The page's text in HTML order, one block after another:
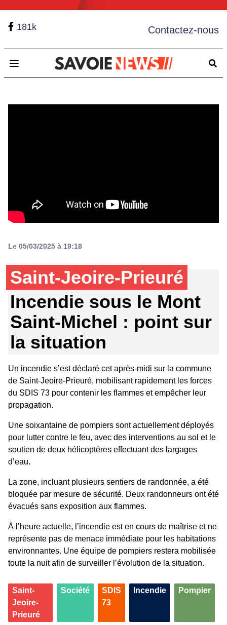
181k Contactez-nous
Open main menu
Le 05/03/2025 à 19:18
Saint-Jeoire-Prieuré
Incendie sous le Mont
Saint-Michel : point sur
la situation
Un incendie s’est déclaré cet après-midi sur la commune
de Saint-Jeoire-Prieuré, mobilisant rapidement les forces
du SDIS 73 pour contenir les flammes et empêcher leur
propagation.
Une soixantaine de pompiers sont actuellement déployés
pour lutter contre le feu, avec des interventions au sol et le
soutien de deux hélicoptères effectuant des largages
d’eau.
La zone, incluant plusieurs sentiers de randonnée, a été
bloquée par mesure de sécurité. Deux randonneurs ont été
évacués sans exposition aux flammes.
À l’heure actuelle, l’incendie est en cours de maîtrise et ne
représente pas de menace immédiate pour les habitations
environnantes. Une équipe de pompiers restera mobilisée
toute la nuit afin de surveiller l’évolution de la situation.
Saint-
Jeoire-
Prieuré
Société
SDIS
73
Incendie Pompier